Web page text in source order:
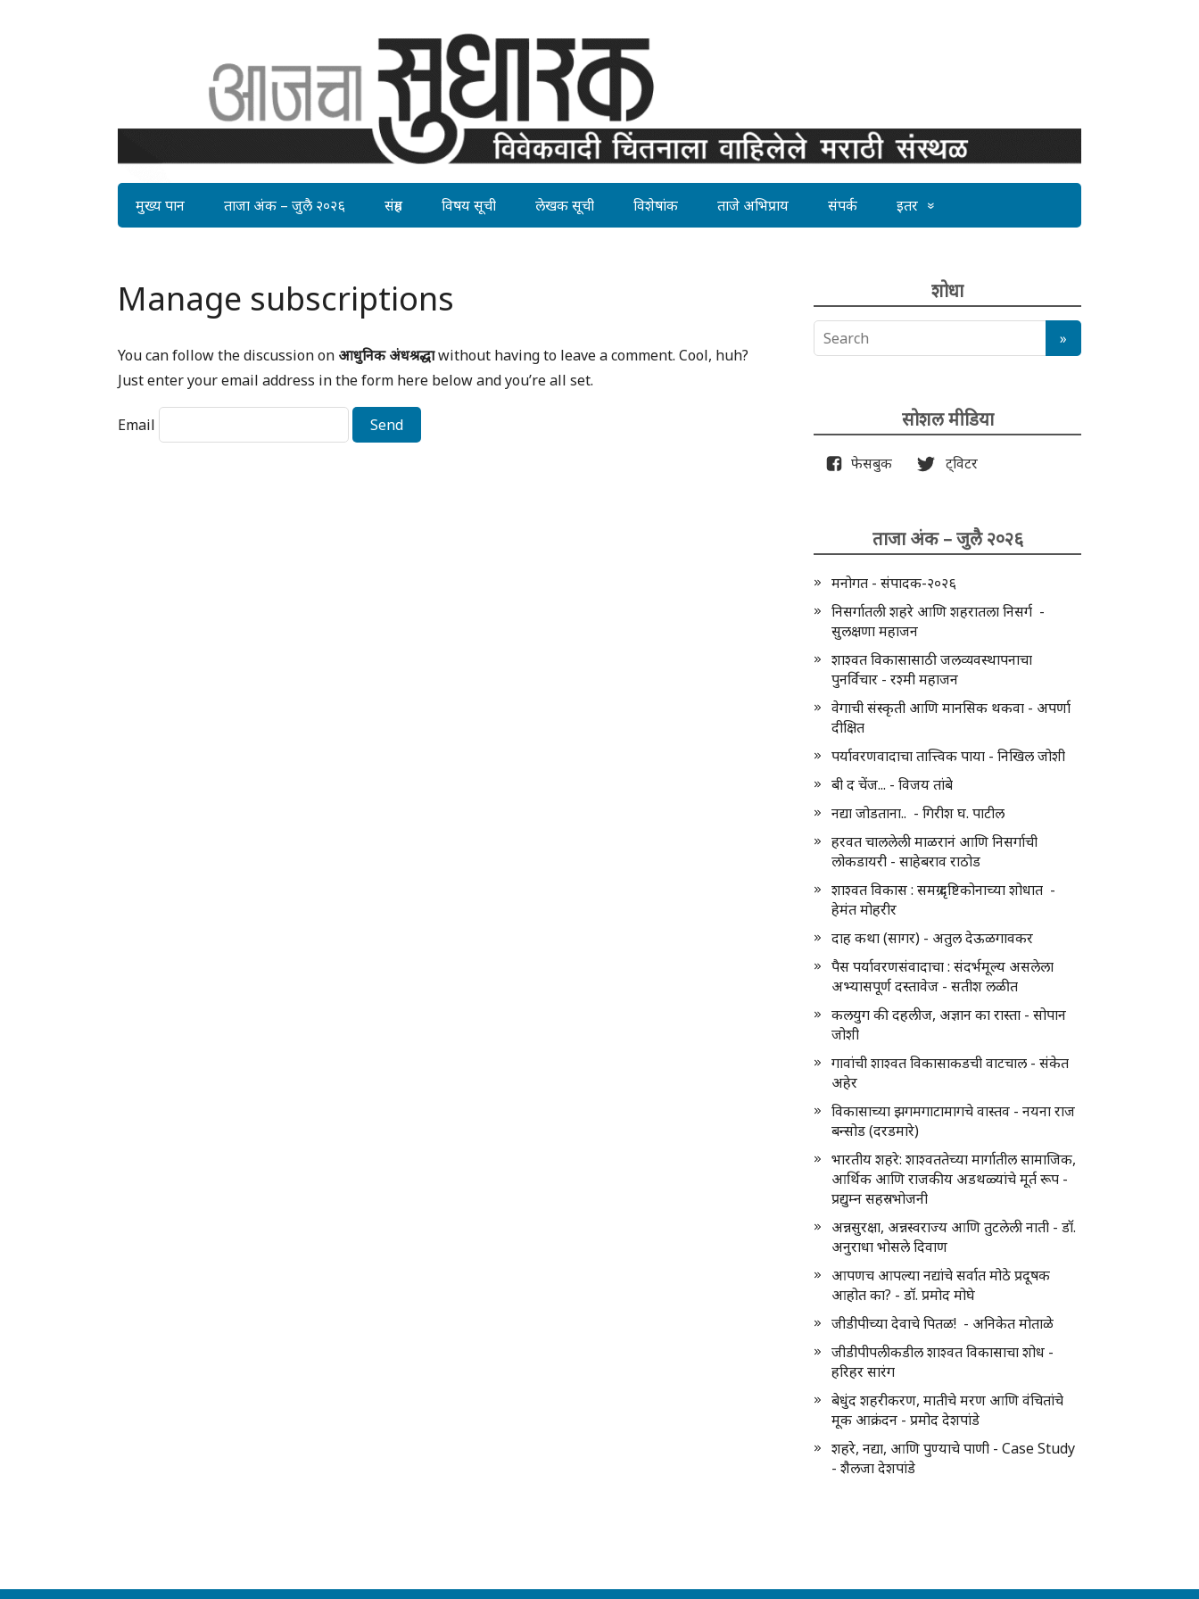
मुख्य पान ताजा अंक – जुलै २०२६ संग्रह विषय सूची लेखक सूची विशेषांक ताजे अभिप्राय संपर्क इतर
Manage subscriptions
You can follow the discussion on आधुनिक अंधश्रद्धाwithout having to leave a comment. Cool, huh?
Just enter your email address in the form here below and you’re all set.
Email
शोधा
सोशल मीडिया
फेसबुक ट्विटर
ताजा अंक – जुलै २०२६
मनोगत - संपादक-२०२६
निसर्गातली शहरे आणि शहरातला निसर्ग -
सुलक्षणा महाजन
शाश्वत विकासासाठी जलव्यवस्थापनाचा
पुनर्विचार - रश्मी महाजन
वेगाची संस्कृती आणि मानसिक थकवा - अपर्णा
दीक्षित
पर्यावरणवादाचा तात्त्विक पाया - निखिल जोशी
बी द चेंज... - विजय तांबे
नद्या जोडताना.. - गिरीश घ. पाटील
हरवत चाललेली माळरानं आणि निसर्गाची
लोकडायरी - साहेबराव राठोड
शाश्वत विकास : समग्र दृष्टिकोनाच्या शोधात -
हेमंत मोहरीर
दाह कथा (सागर) - अतुल देऊळगावकर
पैस पर्यावरणसंवादाचा : संदर्भमूल्य असलेला
अभ्यासपूर्ण दस्तावेज - सतीश लळीत
कलयुग की दहलीज, अज्ञान का रास्ता - सोपान
जोशी
गावांची शाश्वत विकासाकडची वाटचाल - संकेत
अहेर
विकासाच्या झगमगाटामागचे वास्तव - नयना राज
बन्सोड (दरडमारे)
भारतीय शहरे: शाश्वततेच्या मार्गातील सामाजिक,
आर्थिक आणि राजकीय अडथळ्यांचे मूर्त रूप -
प्रद्युम्न सहस्रभोजनी
अन्नसुरक्षा, अन्नस्वराज्य आणि तुटलेली नाती - डॉ.
अनुराधा भोसले दिवाण
आपणच आपल्या नद्यांचे सर्वात मोठे प्रदूषक
आहोत का? - डॉ. प्रमोद मोघे
जीडीपीच्या देवाचे पितळ! - अनिकेत मोताळे
जीडीपीपलीकडील शाश्वत विकासाचा शोध -
हरिहर सारंग
बेधुंद शहरीकरण, मातीचे मरण आणि वंचितांचे
मूक आक्रंदन - प्रमोद देशपांडे
शहरे, नद्या, आणि पुण्याचे पाणी - Case Study
- शैलजा देशपांडे